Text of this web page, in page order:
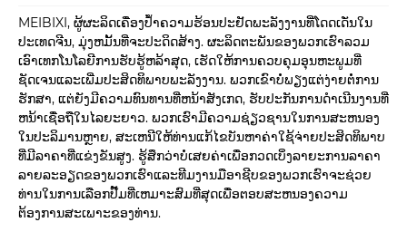
MEIBIXI, ຜູ້ຜະລິດເຄື່ອງປໍ້າຄວາມຮ້ອນປະຢັດພະລັງງານທີ່ໂດດເດັ່ນໃນ
ປະເທດຈີນ, ມຸ່ງຫມັ້ນທີ່ຈະປະດິດສ້າງ. ຜະລິດຕະພັນຂອງພວກເຮົາລວມ
ເອົາເທກໂນໂລຍີການຮັບຮູ້ຫລ້າສຸດ, ເຮັດໃຫ້ການຄວບຄຸມອຸນຫະພູມທີ່
ຊັດເຈນແລະເພີ່ມປະສິດທິພາບພະລັງງານ. ພວກເຂົາບໍ່ພຽງແຕ່ງ່າຍຕໍ່ການ
ຮັກສາ, ແຕ່ຍັງມີຄວາມທົນທານທີ່ຫນ້າສັງເກດ, ຮັບປະກັນການດໍາເນີນງານທີ່
ຫນ້າເຊື່ອຖືໃນໄລຍະຍາວ. ພວກເຮົາມີຄວາມຊ່ຽວຊານໃນການສະຫນອງ
ໃນປະລິມານຫຼາຍ, ສະເຫນີໃຫ້ທ່ານແກ້ໄຂບັນຫາຄ່າໃຊ້ຈ່າຍປະສິດທິພາບ
ທີ່ມີລາຄາທີ່ແຂ່ງຂັນສູງ. ຮູ້ສຶກວ່າບໍ່ເສຍຄ່າເພື່ອກວດເບິ່ງລາຍະການລາຄາ
ລາຍລະອຽດຂອງພວກເຮົາແລະທີມງານມືອາຊີບຂອງພວກເຮົາຈະຊ່ວຍ
ທ່ານໃນການເລືອກປັ໊ມທີ່ເຫມາະສົມທີ່ສຸດເພື່ອຕອບສະຫນອງຄວາມ
ຕ້ອງການສະເພາະຂອງທ່ານ.